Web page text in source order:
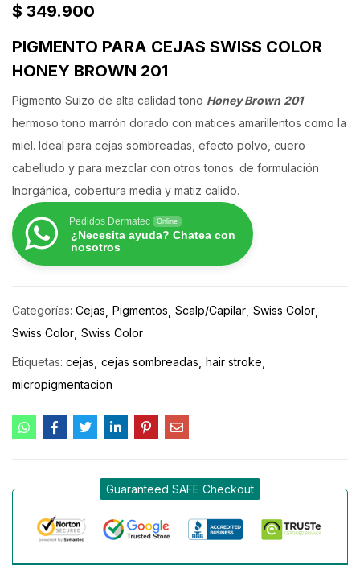
$ 349.900
PIGMENTO PARA CEJAS SWISS COLOR
HONEY BROWN 201
Pigmento Suizo de alta calidad tono Honey Brown 201
hermoso tono marrón dorado con matices amarillentos como la
miel. Ideal para cejas sombreadas, efecto polvo, cuero
cabelludo y para mezclar con otros tonos. de formulación
Inorgánica, cobertura media y matiz calido.
Pedidos Dermatec Online
¿Necesita ayuda? Chatea con
nosotros
Categorías: Cejas Pigmentos Scalp/Capilar Swiss Color
Swiss Color Swiss Color
Etiquetas: cejas cejas sombreadas hair stroke
micropigmentacion
Guaranteed SAFE Checkout